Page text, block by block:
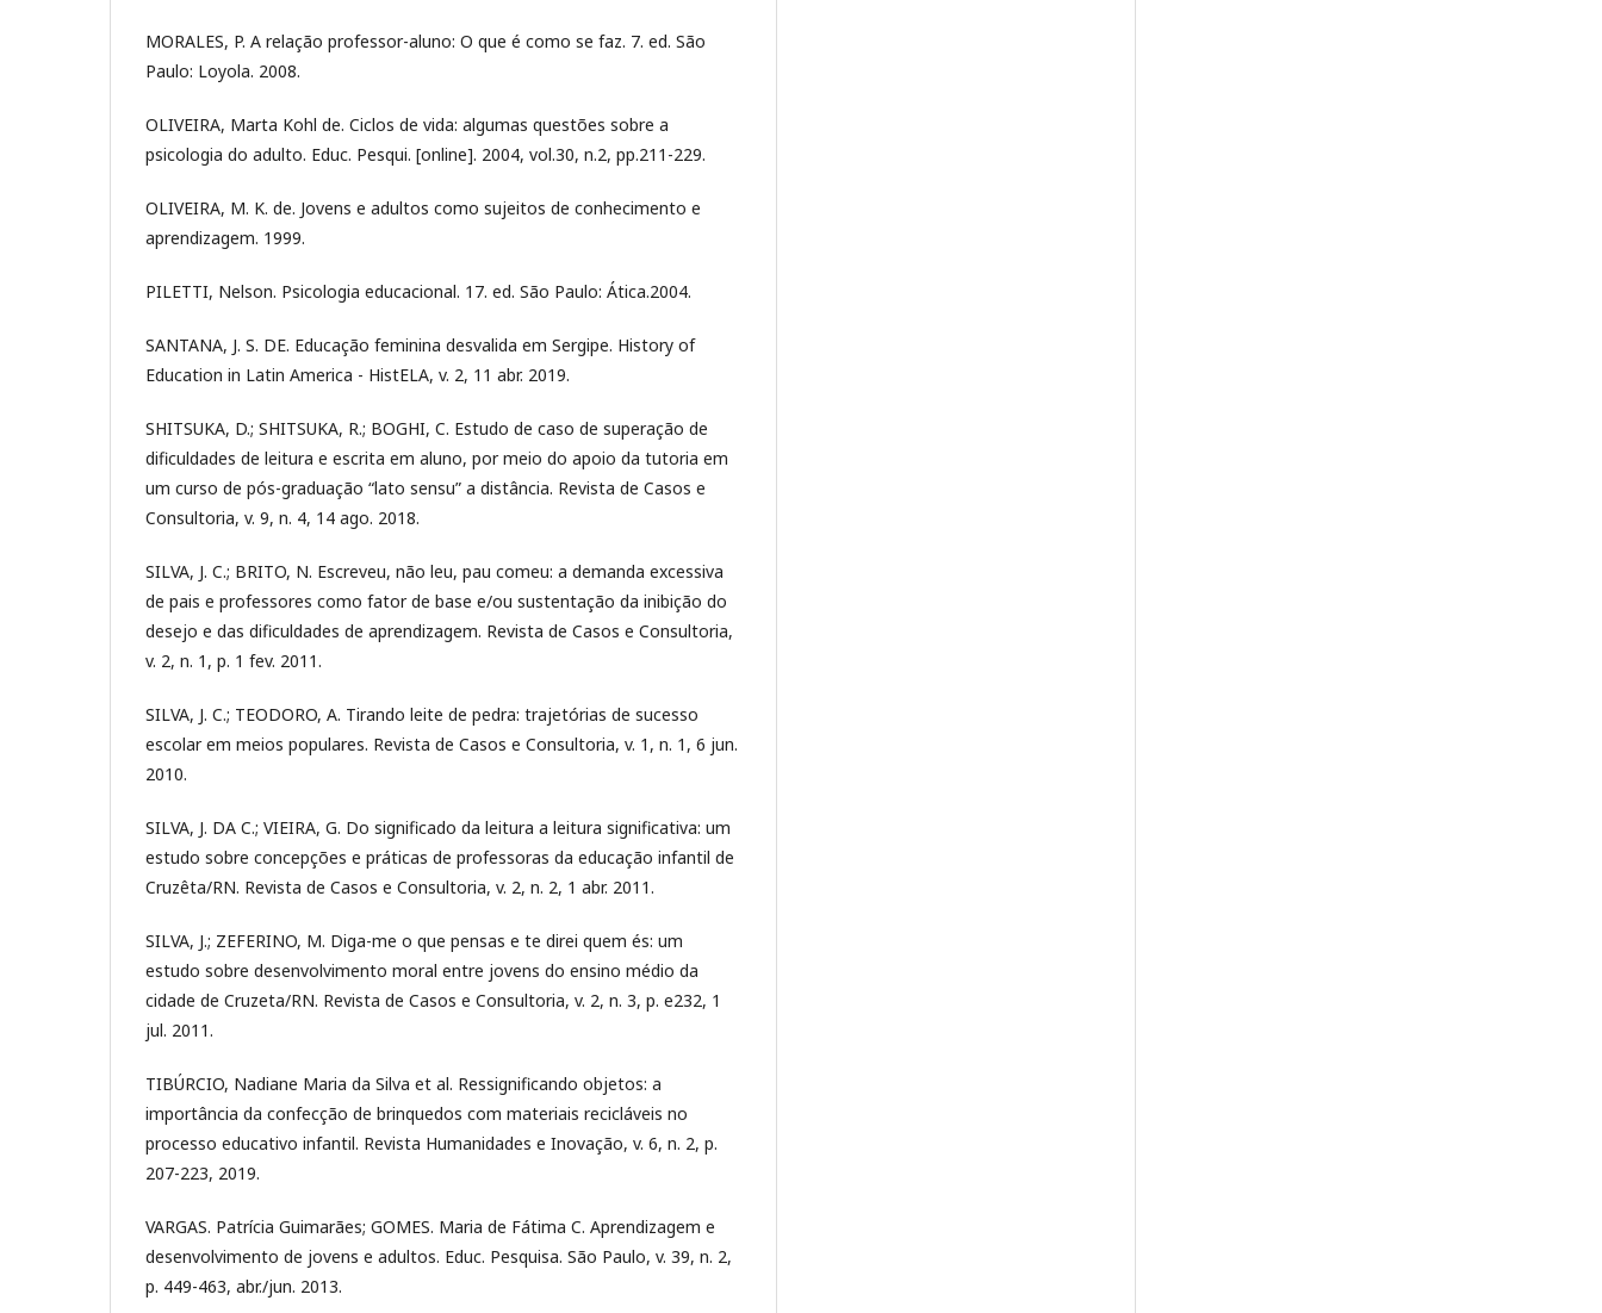
MORALES, P. A relação professor-aluno: O que é como se faz. 7. ed. São
Paulo: Loyola. 2008.
OLIVEIRA, Marta Kohl de. Ciclos de vida: algumas questões sobre a
psicologia do adulto. Educ. Pesqui. [online]. 2004, vol.30, n.2, pp.211-229.
OLIVEIRA, M. K. de. Jovens e adultos como sujeitos de conhecimento e
aprendizagem. 1999.
PILETTI, Nelson. Psicologia educacional. 17. ed. São Paulo: Ática.2004.
SANTANA, J. S. DE. Educação feminina desvalida em Sergipe. History of
Education in Latin America - HistELA, v. 2, 11 abr. 2019.
SHITSUKA, D.; SHITSUKA, R.; BOGHI, C. Estudo de caso de superação de
dificuldades de leitura e escrita em aluno, por meio do apoio da tutoria em
um curso de pós-graduação “lato sensu” a distância. Revista de Casos e
Consultoria, v. 9, n. 4, 14 ago. 2018.
SILVA, J. C.; BRITO, N. Escreveu, não leu, pau comeu: a demanda excessiva
de pais e professores como fator de base e/ou sustentação da inibição do
desejo e das dificuldades de aprendizagem. Revista de Casos e Consultoria,
v. 2, n. 1, p. 1 fev. 2011.
SILVA, J. C.; TEODORO, A. Tirando leite de pedra: trajetórias de sucesso
escolar em meios populares. Revista de Casos e Consultoria, v. 1, n. 1, 6 jun.
2010.
SILVA, J. DA C.; VIEIRA, G. Do significado da leitura a leitura significativa: um
estudo sobre concepções e práticas de professoras da educação infantil de
Cruzêta/RN. Revista de Casos e Consultoria, v. 2, n. 2, 1 abr. 2011.
SILVA, J.; ZEFERINO, M. Diga-me o que pensas e te direi quem és: um
estudo sobre desenvolvimento moral entre jovens do ensino médio da
cidade de Cruzeta/RN. Revista de Casos e Consultoria, v. 2, n. 3, p. e232, 1
jul. 2011.
TIBÚRCIO, Nadiane Maria da Silva et al. Ressignificando objetos: a
importância da confecção de brinquedos com materiais recicláveis no
processo educativo infantil. Revista Humanidades e Inovação, v. 6, n. 2, p.
207-223, 2019.
VARGAS. Patrícia Guimarães; GOMES. Maria de Fátima C. Aprendizagem e
desenvolvimento de jovens e adultos. Educ. Pesquisa. São Paulo, v. 39, n. 2,
p. 449-463, abr./jun. 2013.